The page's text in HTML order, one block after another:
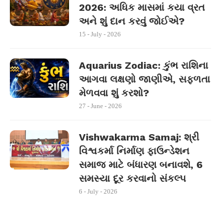
2026: અધિક માસમાં કયા વ્રત
અને શું દાન કરવું જોઈએ?
15 - July - 2026
Aquarius Zodiac: કુંભ રાશિના
આગવા લક્ષણો જાણીએ, સફળતા
મેળવવા શું કરશો?
27 - June - 2026
Vishwakarma Samaj: શ્રી
વિશ્વકર્મા નિર્માણ ફાઉન્ડેશન
સમાજ માટે બંધારણ બનાવશે, 6
સમસ્યા દૂર કરવાનો સંકલ્પ
6 - July - 2026